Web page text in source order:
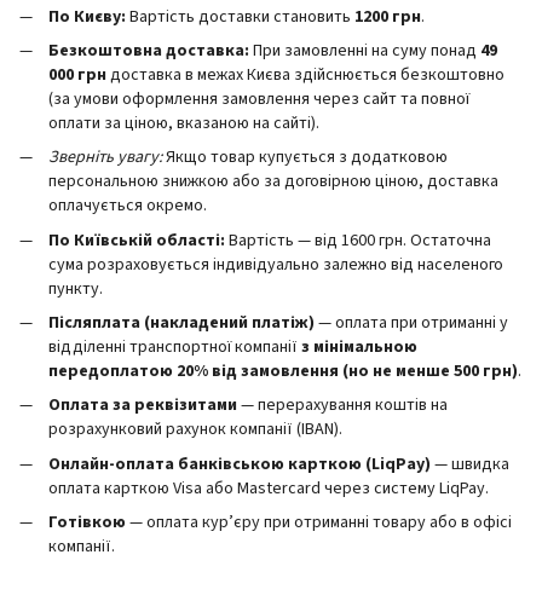
По Києву: Вартість доставки становить 1200 грн.
Безкоштовна доставка: При замовленні на суму понад 49
000 грн доставка в межах Києва здійснюється безкоштовно
(за умови оформлення замовлення через сайт та повної
оплати за ціною, вказаною на сайті).
Зверніть увагу:Якщо товар купується з додатковою
персональною знижкою або за договірною ціною, доставка
оплачується окремо.
По Київській області: Вартість — від 1600 грн. Остаточна
сума розраховується індивідуально залежно від населеного
пункту.
Післяплата (накладений платіж) — оплата при отриманні у
відділенні транспортної компанії з мінімальною
передоплатою 20% від замовлення (но не менше 500 грн).
Оплата за реквізитами — перерахування коштів на
розрахунковий рахунок компанії (IBAN).
Онлайн-оплата банківською карткою (LiqPay) — швидка
оплата карткою Visa або Mastercard через систему LiqPay.
Готівкою — оплата кур’єру при отриманні товару або в офісі
компанії.